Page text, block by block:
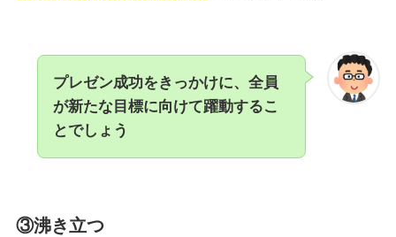
プレゼン成功をきっかけに、全員
が新たな目標に向けて躍動するこ
とでしょう
③沸き立つ